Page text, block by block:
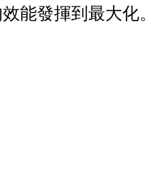
能發揮到最大化。